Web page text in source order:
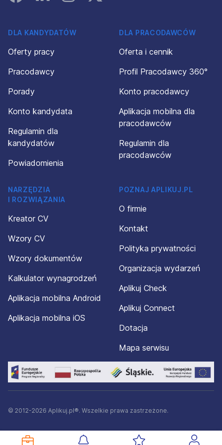
DLA KANDYDATÓW
Oferty pracy
Pracodawcy
Porady
Konto kandydata
Regulamin dla
kandydatów
Powiadomienia
DLA PRACODAWCÓW
Oferta i cennik
Profil Pracodawcy 360°
Konto pracodawcy
Aplikacja mobilna dla
pracodawców
Regulamin dla
pracodawców
NARZĘDZIA
I ROZWIĄZANIA
Kreator CV
Wzory CV
Wzory dokumentów
Kalkulator wynagrodzeń
Aplikacja mobilna Android
Aplikacja mobilna iOS
POZNAJ APLIKUJ.PL
O firmie
Kontakt
Polityka prywatności
Organizacja wydarzeń
Aplikuj Check
Aplikuj Connect
Dotacja
Mapa serwisu
© 2012-2026 Aplikuj.pl®. Wszelkie prawa zastrzeżone.